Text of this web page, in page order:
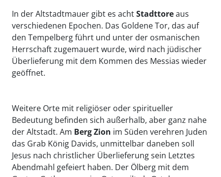
In der Altstadtmauer gibt es achtStadttoreaus
verschiedenen Epochen. Das Goldene Tor, das auf
den Tempelberg führt und unter der osmanischen
Herrschaft zugemauert wurde, wird nach jüdischer
Überlieferung mit dem Kommen des Messias wieder
geöffnet.
Weitere Orte mit religiöser oder spiritueller
Bedeutung befinden sich außerhalb, aber ganz nahe
der Altstadt. Am Berg Zion im Süden verehren Juden
das Grab König Davids, unmittelbar daneben soll
Jesus nach christlicher Überlieferung sein Letztes
Abendmahl gefeiert haben. Der Ölberg mit dem